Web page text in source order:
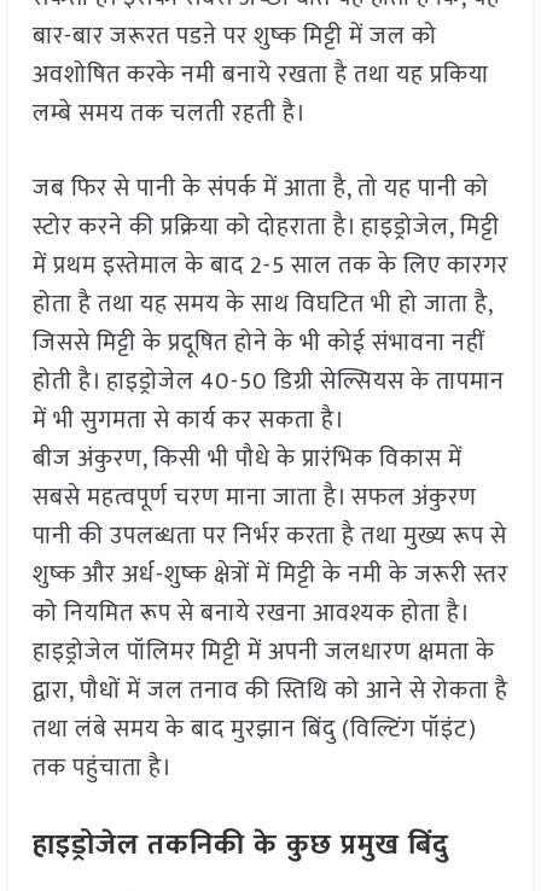
बार-बार जरूरत पडऩे पर शुष्क मिट्टी में जल को
अवशोषित करके नमी बनाये रखता है तथा यह प्रकिया
लम्बे समय तक चलती रहती है।
जब फिर से पानी के संपर्क में आता है, तो यह पानी को
स्टोर करने की प्रक्रिया को दोहराता है। हाइड्रोजेल, मिट्टी
में प्रथम इस्तेमाल के बाद 2-5 साल तक के लिए कारगर
होता है तथा यह समय के साथ विघटित भी हो जाता है,
जिससे मिट्टी के प्रदूषित होने के भी कोई संभावना नहीं
होती है। हाइड्रोजेल 40-50 डिग्री सेल्सियस के तापमान
में भी सुगमता से कार्य कर सकता है।
बीज अंकुरण, किसी भी पौधे के प्रारंभिक विकास में
सबसे महत्वपूर्ण चरण माना जाता है। सफल अंकुरण
पानी की उपलब्धता पर निर्भर करता है तथा मुख्य रूप से
शुष्क और अर्ध-शुष्क क्षेत्रों में मिट्टी के नमी के जरूरी स्तर
को नियमित रूप से बनाये रखना आवश्यक होता है।
हाइड्रोजेल पॉलिमर मिट्टी में अपनी जलधारण क्षमता के
द्वारा, पौधों में जल तनाव की स्तिथि को आने से रोकता है
तथा लंबे समय के बाद मुरझान बिंदु (विल्टिंग पॉइंट)
तक पहुंचाता है।
हाइड्रोजेल तकनिकी के कुछ प्रमुख बिंदु